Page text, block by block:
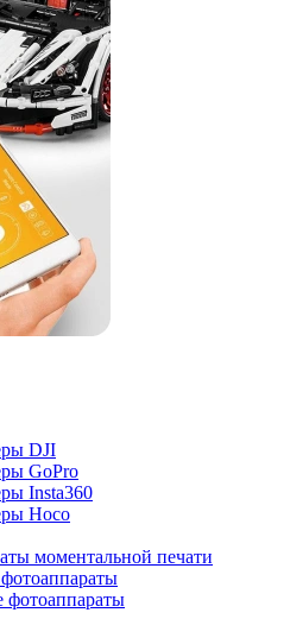
DJI
GoPro
Insta360
Hoco
моментальной печати